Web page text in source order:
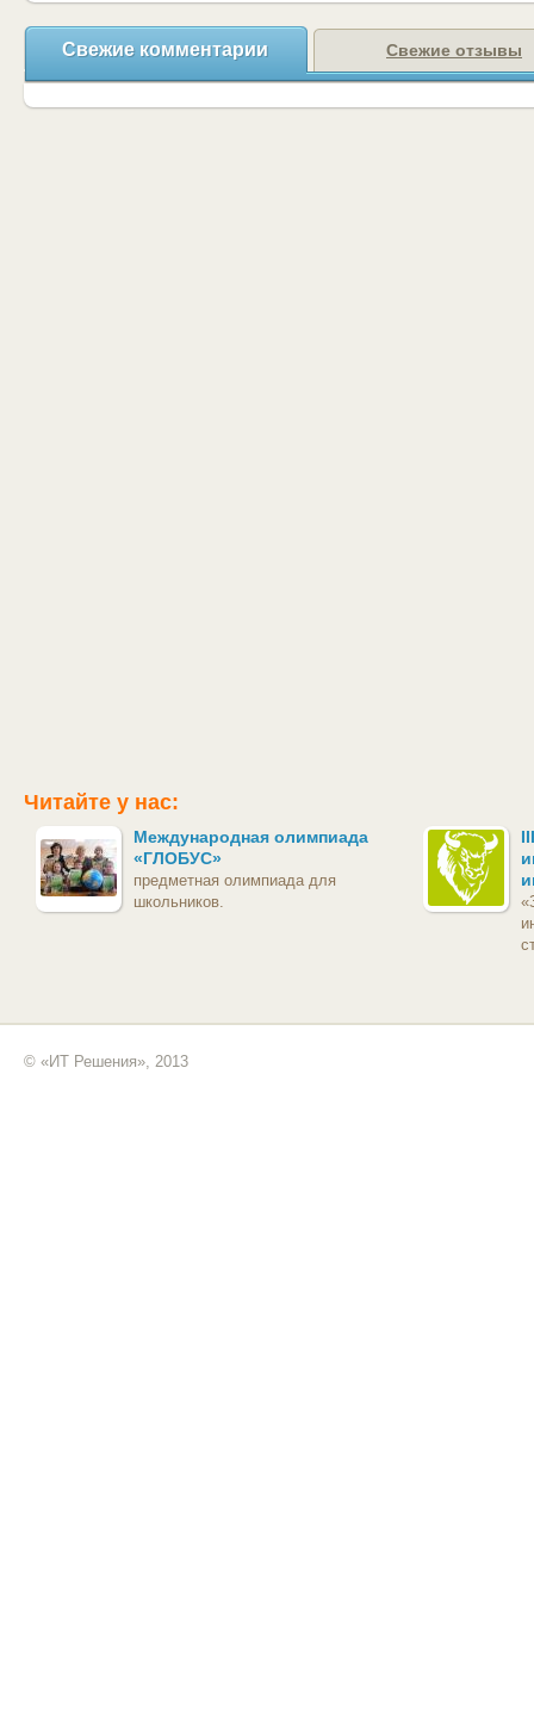
Свежие комментарии Свежие отзывы
Читайте у нас:
Международная олимпиада
«ГЛОБУС»
предметная олимпиада для
школьников.
© «ИТ Решения», 2013